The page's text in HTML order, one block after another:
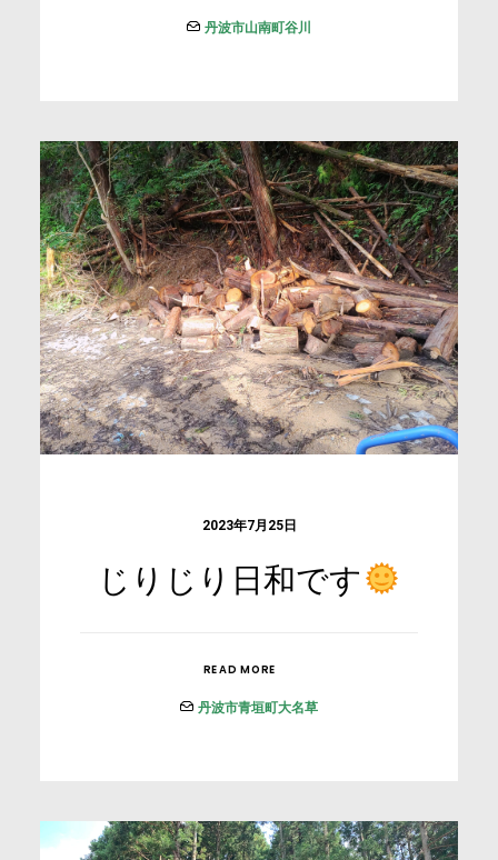
丹波市山南町谷川
2023年7月25日
じりじり日和です
READ MORE
丹波市青垣町大名草